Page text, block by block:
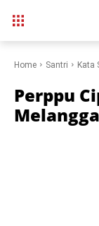
Home Santri Kata
Perppu